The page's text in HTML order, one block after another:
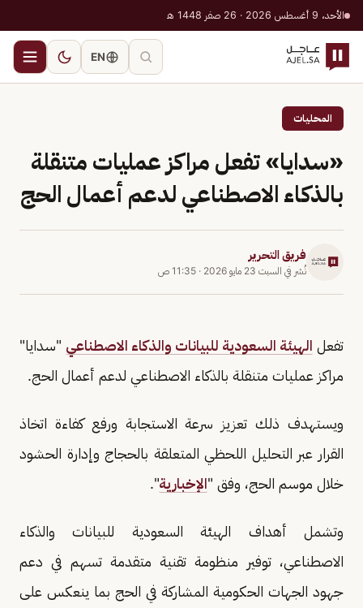
الأحد، 9 أغسطس 2026 · 26 صفر 1448 هـ
EN
المحليات
«سدايا» تفعل مراكز عمليات متنقلة
بالذكاء الاصطناعي لدعم أعمال الحج
فريق التحرير
نُشر في السبت 23 مايو 2026 · 11:35 ص
تفعل الهيئة السعودية للبيانات والذكاء الاصطناعي "سدايا"
مراكز عمليات متنقلة بالذكاء الاصطناعي لدعم أعمال الحج.
ويستهدف ذلك تعزيز سرعة الاستجابة ورفع كفاءة اتخاذ
القرار عبر التحليل اللحظي المتعلقة بالحجاج وإدارة الحشود
خلال موسم الحج، وفق "الإخبارية".
وتشمل أهداف الهيئة السعودية للبيانات والذكاء
الاصطناعي، توفير منظومة تقنية متقدمة تسهم في دعم
جهود الجهات الحكومية المشاركة في الحج بما ينعكس على